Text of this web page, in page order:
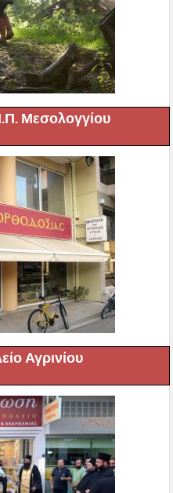
Μεσολογγίου
Αγρινίου